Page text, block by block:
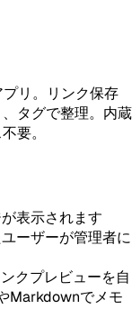
リ。リンク保存
タグで整理。内蔵
要。
表示されます
ーザーが管理者に
クプレビューを自
Markdownでメモ